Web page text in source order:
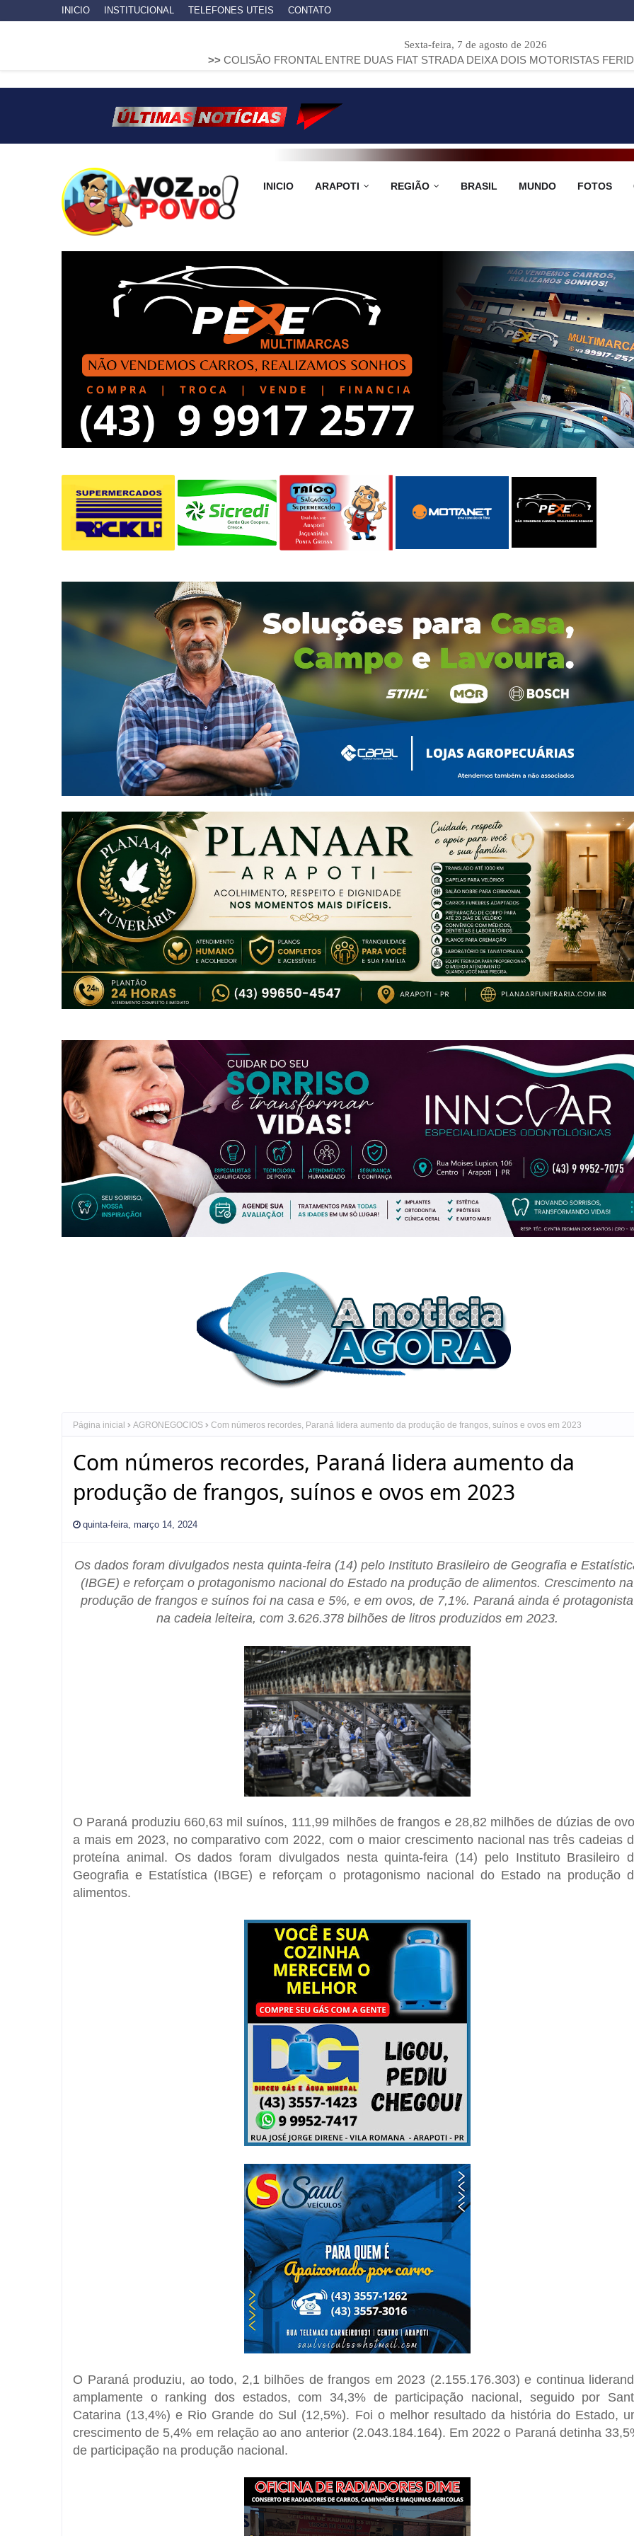
INICIO INSTITUCIONAL TELEFONES UTEIS CONTATO
Sexta-feira, 7 de agosto de 2026
COLISÃO FRONTAL ENTRE DUAS FIAT STRADA DEIXA DOIS MOTORISTAS FERIDOS NA PR-
INICIO ARAPOTI REGIÃO BRASIL MUNDO FOTOS
Página inicial AGRONEGOCIOS Com números recordes, Paraná lidera aumento da produção de frangos, suínos e ovos em 2023
Com números recordes, Paraná lidera aumento da
produção de frangos, suínos e ovos em 2023
quinta-feira, março 14, 2024
Os dados foram divulgados nesta quinta-feira (14) pelo Instituto Brasileiro de Geografia e
(IBGE) e reforçam o protagonismo nacional do Estado na produção de alimentos. Crescimento na
produção de frangos e suínos foi na casa e 5%, e em ovos, de 7,1%. Paraná ainda é protagonista
na cadeia leiteira, com 3.626.378 bilhões de litros produzidos em 2023.
O Paraná produziu 660,63 mil suínos, 111,99 milhões de frangos e 28,82 milhões de dúzias de
a mais em 2023, no comparativo com 2022, com o maior crescimento nacional nas três cadeias
proteína animal. Os dados foram divulgados nesta quinta-feira (14) pelo Instituto Brasileiro
Geografia e Estatística (IBGE) e reforçam o protagonismo nacional do Estado na produção
alimentos.
O Paraná produziu, ao todo, 2,1 bilhões de frangos em 2023 (2.155.176.303) e continua
amplamente o ranking dos estados, com 34,3% de participação nacional, seguido por
Catarina (13,4%) e Rio Grande do Sul (12,5%). Foi o melhor resultado da história do Estado,
crescimento de 5,4% em relação ao ano anterior (2.043.184.164). Em 2022 o Paraná detinha
de participação na produção nacional.